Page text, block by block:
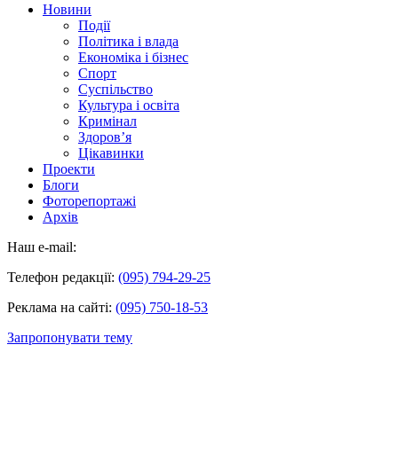
Новини
Події
Політика і влада
Економіка і бізнес
Спорт
Суспільство
Культура і освіта
Кримінал
Здоров’я
Цікавинки
Проекти
Блоги
Фоторепортажі
Архів
Наш e-mail:
Телефон редакції: (095) 794-29-25
Реклама на сайті: (095) 750-18-53
Запропонувати тему